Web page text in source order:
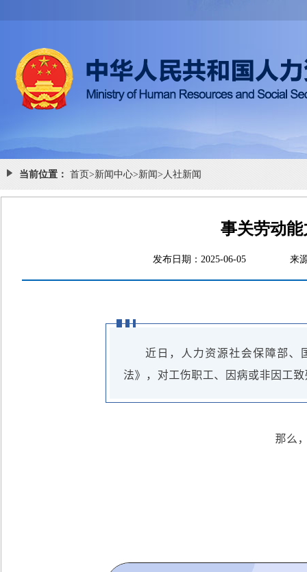
当前位置： 首页>新闻中心>新闻> 人社新闻
事关劳动
发布日期：2025-06-05 来